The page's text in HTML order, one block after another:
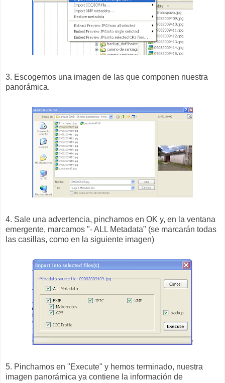
3. Escogemos una imagen de las que componen nuestra
panorámica.
4. Sale una advertencia, pinchamos en OK y, en la ventana
emergente, marcamos "- ALL Metadata" (se marcarán todas
las casillas, como en la siguiente imagen)
5. Pinchamos en "Execute" y hemos terminado, nuestra
imagen panorámica ya contiene la información de